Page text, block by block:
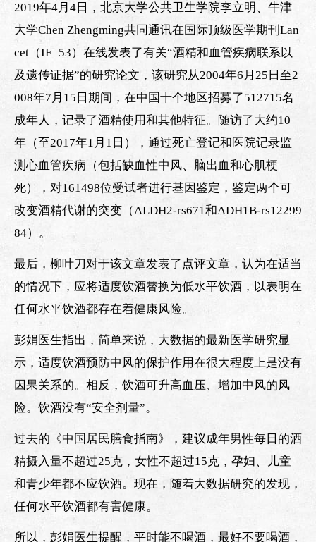
2019年4月4日，北京大学公共卫生学院李立明、牛津
大学Chen Zhengming共同通讯在国际顶级医学期刊Lan
cet（IF=53）在线发表了有关“酒精和血管疾病联系以
及遗传证据”的研究论文，该研究从2004年6月25日至2
008年7月15日期间，在中国十个地区招募了512715名
成年人，记录了酒精使用和其他特征。随访了大约10
年（至2017年1月1日），通过死亡登记和医院记录监
测心血管疾病（包括缺血性中风、脑出血和心肌梗
死），对161498位受试者进行基因鉴定，鉴定两个可
改变酒精代谢的突变（ALDH2-rs671和ADH1B-rs12299
84）。
最后，柳叶刀对于该文章发表了点评文章，认为在适当
的情况下，应将适度饮酒替换为低水平饮酒，以表明在
任何水平饮酒都存在着健康风险。
彭娟医生指出，简单来说，大数据的最新医学研究显
示，适度饮酒预防中风的保护作用在很大程度上是没有
因果关系的。相反，饮酒可升高血压、增加中风的风
险。饮酒没有“安全剂量”。
过去的《中国居民膳食指南》，建议成年男性每日的酒
精摄入量不超过25克，女性不超过15克，孕妇、儿童
和青少年都不应饮酒。现在，随着大数据研究的发现，
任何水平饮酒都有害健康。
所以，彭娟医生提醒，平时能不喝酒，最好不要喝酒，